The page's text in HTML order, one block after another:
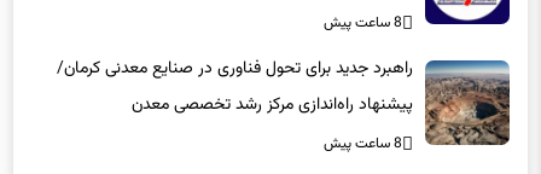
8 ساعت پیش
راهبرد جدید برای تحول فناوری در صنایع معدنی کرمان/
پیشنهاد راه‌اندازی مرکز رشد تخصصی معدن
8 ساعت پیش